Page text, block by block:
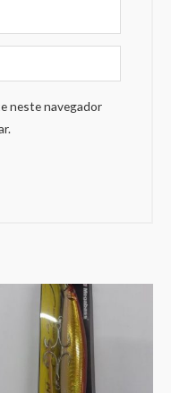
neste navegador